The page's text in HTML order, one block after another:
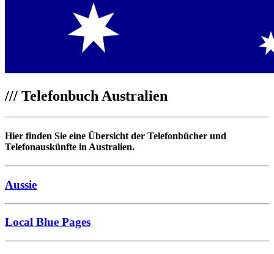
/// Telefonbuch Australien
Hier finden Sie eine Übersicht der Telefonbücher und
Telefonauskünfte in Australien.
Aussie
Local Blue Pages